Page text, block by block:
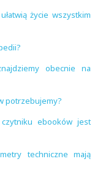
życie wszystkim
obecnie na
potrzebujemy?
ebooków jest
techniczne mają